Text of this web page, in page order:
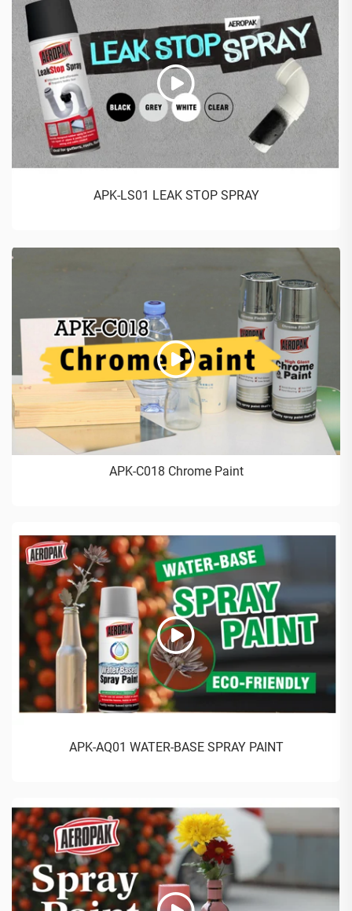
APK-LS01 LEAK STOP SPRAY
APK-C018 Chrome Paint
APK-AQ01 WATER-BASE SPRAY PAINT